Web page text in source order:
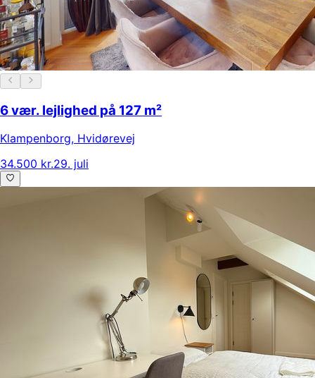
6 vær. lejlighed på 127 m²
Klampenborg, Hvidørevej
34.500 kr.29. juli